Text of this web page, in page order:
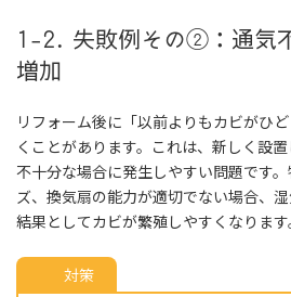
1-2. 失敗例その②：通気
増加
リフォーム後に「以前よりもカビがひ
くことがあります。これは、新しく設
不十分な場合に発生しやすい問題です
ズ、換気扇の能力が適切でない場合、湿
結果としてカビが繁殖しやすくなります
対策